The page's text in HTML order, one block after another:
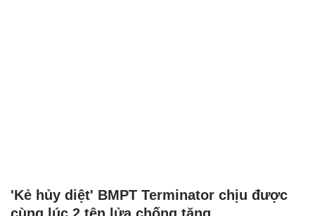
'Kẻ hủy diệt' BMPT Terminator chịu được